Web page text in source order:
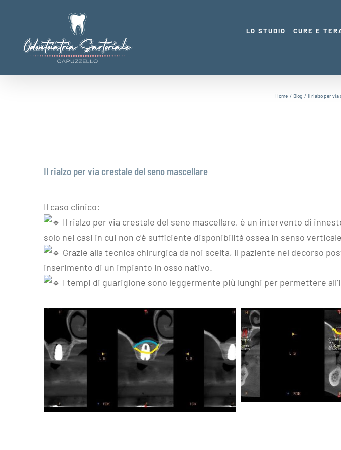
contenuto
LO STUDIO CURE E
Home Blog Il rialzo per via
Il rialzo per via crestale del seno mascellare
Il caso clinico:
Il rialzo per via crestale del seno mascellare, è un intervento di
solo nei casi in cui non c’è sufficiente disponibilità ossea in senso verticale
Grazie alla tecnica chirurgica da noi scelta, il paziente nel decorso
inserimento di un impianto in osso nativo.
I tempi di guarigione sono leggermente più lunghi per permettere